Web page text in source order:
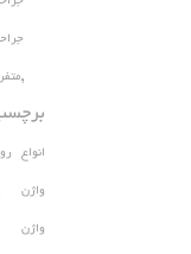
,
انواع
واژن
واژن